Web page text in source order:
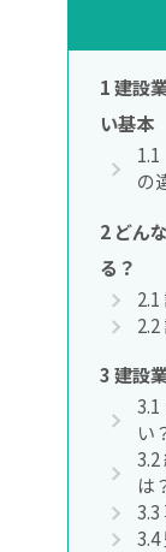
1建設
い基本
1.1
の
2 どん
る？
2.1
2.2
3建設
3.1
い
3.2
は
3.3
3.4